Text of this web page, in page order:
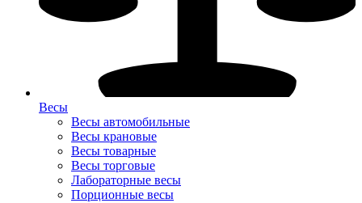
Весы
Весы автомобильные
Весы крановые
Весы товарные
Весы торговые
Лабораторные весы
Порционные весы